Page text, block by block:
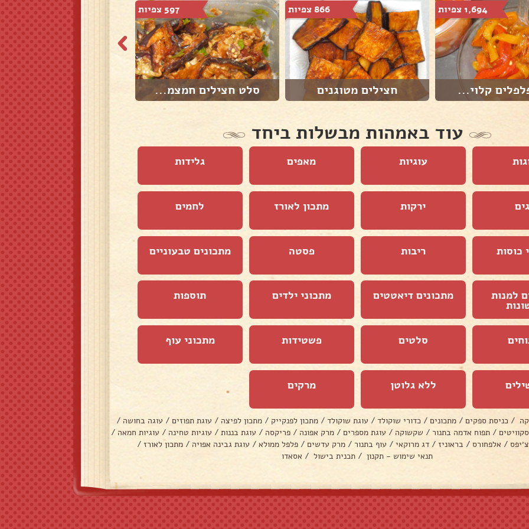
1,694 צפיות
קלוי...
866 צפיות
חצילים מטוגנים
597 צפיות
סלט חצילים חמצמ...
עוד באמהות מבשלות ביחד
עוגיות מאפים גלידות
ירקות מתכון לאורז לחמים
כוסות ריבות פסטה מתכונים טבעוניים
למנות מתכונים דיאטטים מתכוני ילדים תוספות
סלטים פשטידות מתכוני עוף
ללא גלוטן מרקים
/ כניסת ספקים / מתכונים / כדורי שוקולד / עוגת שוקולד / מתכון לפנקייק / מתכון לפיצה / עוגת תפוזים / עוגה בחושה /
/ תפוח אדמה בתנור / שקשוקה / עוגת מספרים / מרק אפונה / פריקסה / עוגת בננות / עוגיות טחינה / עוגיות חמאה /
/ אלפחורס / בראוניז / דג מרוקאי / עוף בתנור / מרק עדשים / פלפל ממולא / עוגת גבינה אפויה / מתכון לאורז /
תנאי שימוש - תקנון / תכנית בישול / אסאדו